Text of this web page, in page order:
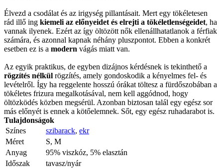
Élvezd a csodálat és az irigység pillantásait. Mert egy tökéletesen
rád illő ing kiemeli az előnyeidet és elrejti a tökéletlenségeidet, ha
vannak ilyenek. Ezért az így öltözött nők ellenállhatatlanok a férfiak
számára, és azonnal kapnak néhány pluszpontot. Ebben a konkrét
esetben ez is a modern vágás miatt van.
Az egyik praktikus, de egyben dizájnos kérdésnek is tekinthető a
rögzítés nélkül rögzítés, amely gondoskodik a kényelmes fel- és
levételről. Így ha reggelente hosszú órákat töltesz a fürdőszobában a
tökéletes frizura megalkotásával, nem kell aggódnod, hogy
öltözködés közben megsérül. Azonban biztosan talál egy egész sor
más előnyét is ennek a kötőelemnek. Sőt, egy egész ruhadarabot is.
Tulajdonságok
Színes
szibarack, ekr
Méret
S, M
Anyag
95% viszkóz, 5% elasztán
Időszak
tavasz/nyár